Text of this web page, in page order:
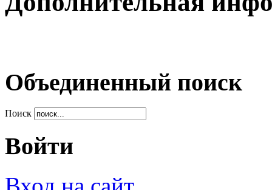
Объединенный поиск
Поиск
Войти